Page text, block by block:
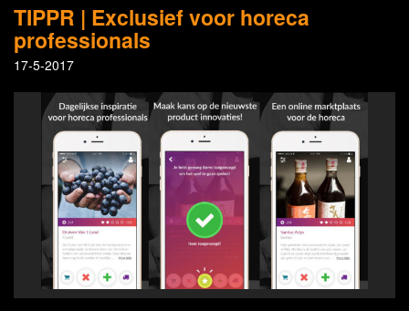
TIPPR | Exclusief voor horeca
professionals
17-5-2017